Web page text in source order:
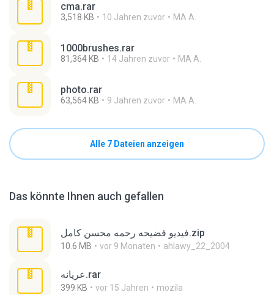
cma.rar
3,518 KB 10 Jahren zuvor MA A.
1000brushes.rar
81,364 KB 14 Jahren zuvor MA A.
photo.rar
63,564 KB 9 Jahren zuvor MA A.
Alle 7 Dateien anzeigen
Das könnte Ihnen auch gefallen
فيديو فضيحه رحمه محسن كامل.zip
10.6 MB vor 9 Monaten ahlawy_22_2004
عريانه.rar
399 KB vor 15 Jahren mozila